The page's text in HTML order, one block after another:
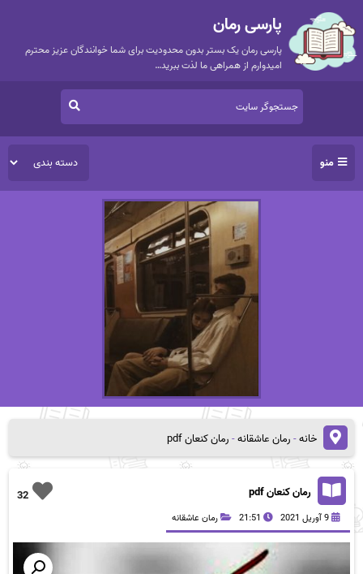
پارسی رمان
پارسی رمان یک بستر بدون محدودیت برای شما خوانندگان عزیز محترم
امیدوارم از همراهی ما لذت ببرید…
منو
خانه-رمان عاشقانه-رمان کنعان pdf
32 رمان کنعان pdf
9 آوریل 2021 21:51 رمان عاشقانه